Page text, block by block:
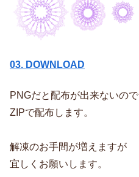
03. DOWNLOAD
PNGだと配布が出来ないので
ZIPで配布します。
解凍のお手間が増えますが
宜しくお願いします。